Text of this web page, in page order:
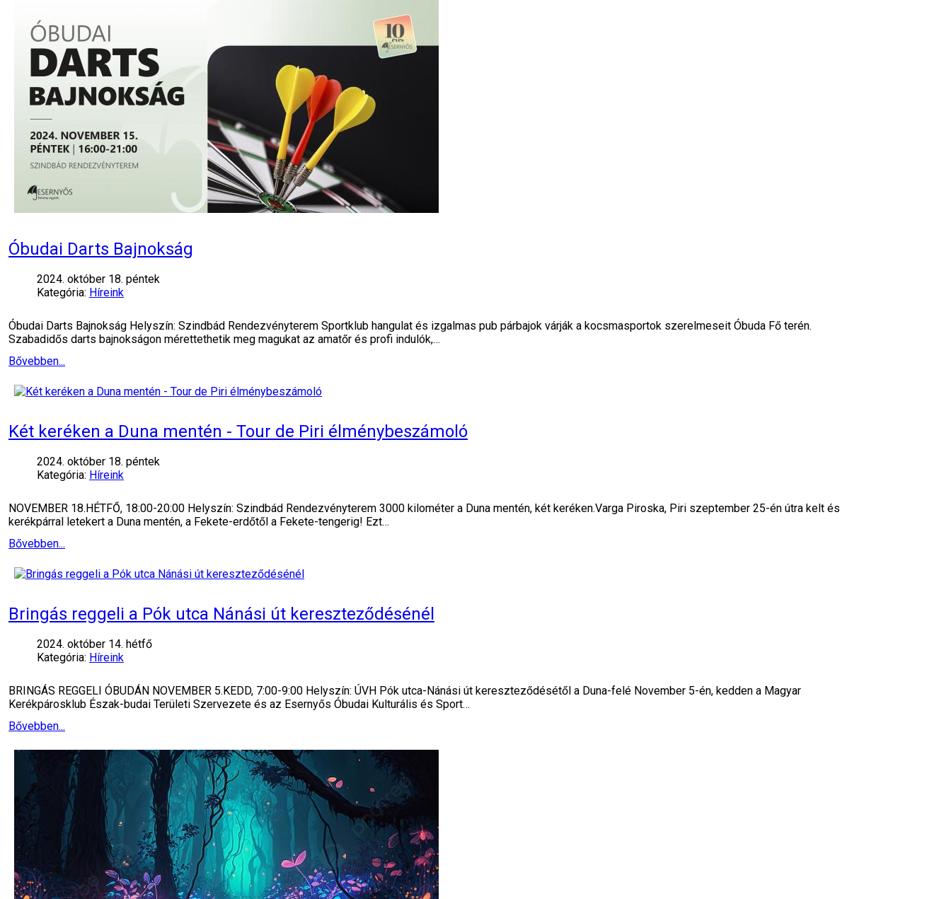
Óbudai Darts Bajnokság
2024. október 18. péntek
Kategória: Híreink
Óbudai Darts Bajnokság Helyszín: Szindbád Rendezvényterem Sportklub hangulat és izgalmas pub párbajok várják a kocsmasportok szerelmeseit Óbuda Fő terén.
Szabadidős darts bajnokságon mérettethetik meg magukat az amatőr és profi indulók,…
Bővebben...
Két keréken a Duna mentén - Tour de Piri élménybeszámoló
2024. október 18. péntek
Kategória: Híreink
NOVEMBER 18.HÉTFŐ, 18:00-20:00 Helyszín: Szindbád Rendezvényterem 3000 kilométer a Duna mentén, két keréken.Varga Piroska, Piri szeptember 25-én útra kelt és
kerékpárral letekert a Duna mentén, a Fekete-erdőtől a Fekete-tengerig! Ezt…
Bővebben...
Bringás reggeli a Pók utca Nánási út kereszteződésénél
2024. október 14. hétfő
Kategória: Híreink
BRINGÁS REGGELI ÓBUDÁN NOVEMBER 5.KEDD, 7:00-9:00 Helyszín: ÚVH Pók utca-Nánási út kereszteződésétől a Duna-felé November 5-én, kedden a Magyar
Kerékpárosklub Észak-budai Területi Szervezete és az Esernyős Óbudai Kulturális és Sport…
Bővebben...